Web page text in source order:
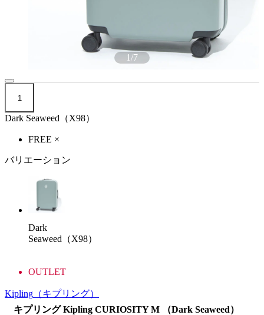
1/7
1
Dark Seaweed（X98）
FREE ×
バリエーション
Dark
Seaweed（X98）
OUTLET
Kipling （キプリング）
キプリング Kipling CURIOSITY M （Dark Seaweed）